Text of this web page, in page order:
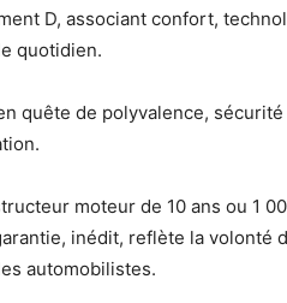
D, associant confort,
quotidien.
quête de polyvalence,
moteur de 10 ans ou 1
inédit, reflète la volonté
automobilistes.